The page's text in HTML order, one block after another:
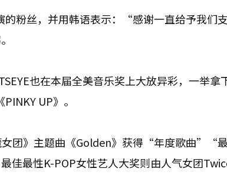
的粉丝，并用韩语表示：“感谢一直给予我
也在本届全美音乐奖上大放异彩，一举拿
UP》。
女团》主题曲《Golden》获得“年度歌曲”“
最性K-POP女性艺人大奖则由人气女团